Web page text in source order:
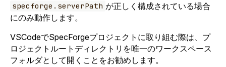
specforge.serverPath が正しく構成されている場合
にのみ動作します。
VSCodeでSpecForgeプロジェクトに取り組む際は、プ
ロジェクトルートディレクトリを唯一のワークスペース
フォルダとして開くことをお勧めします。